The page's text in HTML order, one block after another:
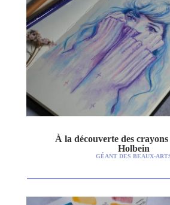
À la découverte des
Holbein
GÉANT DES BEAUX-